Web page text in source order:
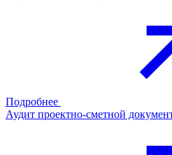
Подробнее
Аудит проектно-сметной